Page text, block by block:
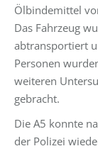
Ölbindemittel
Das Fahrzeug
abtransportiert
Personen
weiteren
gebracht.
Die A5 konnte
der Polizei